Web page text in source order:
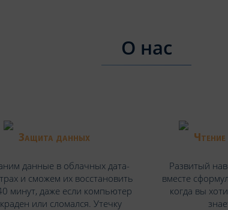
О нас
Защита данных
данные в облачных дата-
и сможем их восстановить
минут, даже если компьютер
или сломался. Утечку
Развитый
вместе
когда вы